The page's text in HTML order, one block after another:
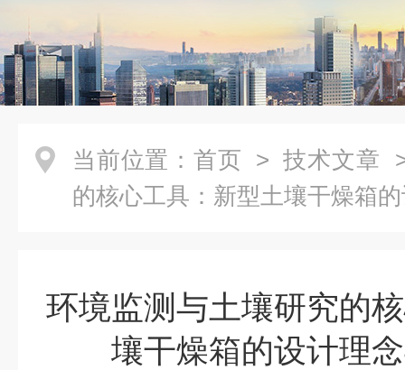
当前位置： 首页 > 技术文章
的核心工具：新型土壤干燥箱
环境监测与土壤研究的
壤干燥箱的设计理